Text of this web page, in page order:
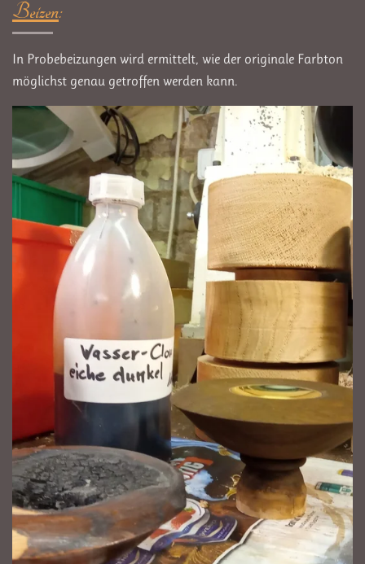
Beizen:
In Probebeizungen wird ermittelt, wie der originale Farbton
möglichst genau getroffen werden kann.